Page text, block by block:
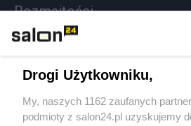
Rozmaitości
Sport
Drogi Użytkowniku,
My, naszych 1162 zaufanych
podmioty z salon24.pl uzyskujemy